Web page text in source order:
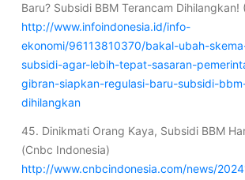
Baru? Subsidi BBM Terancam
http://www.infoindonesia.id/info-
ekonomi/96113810370/bakal-ubah-
subsidi-agar-lebih-tepat-sasaran-
gibran-siapkan-regulasi-baru-subsidi-
dihilangkan
45. Dinikmati Orang Kaya, Subsidi BBM
(Cnbc Indonesia)
http://www.cnbcindonesia.com/news/